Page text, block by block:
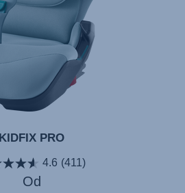
KIDFIX PRO
4.6 (411)
Od